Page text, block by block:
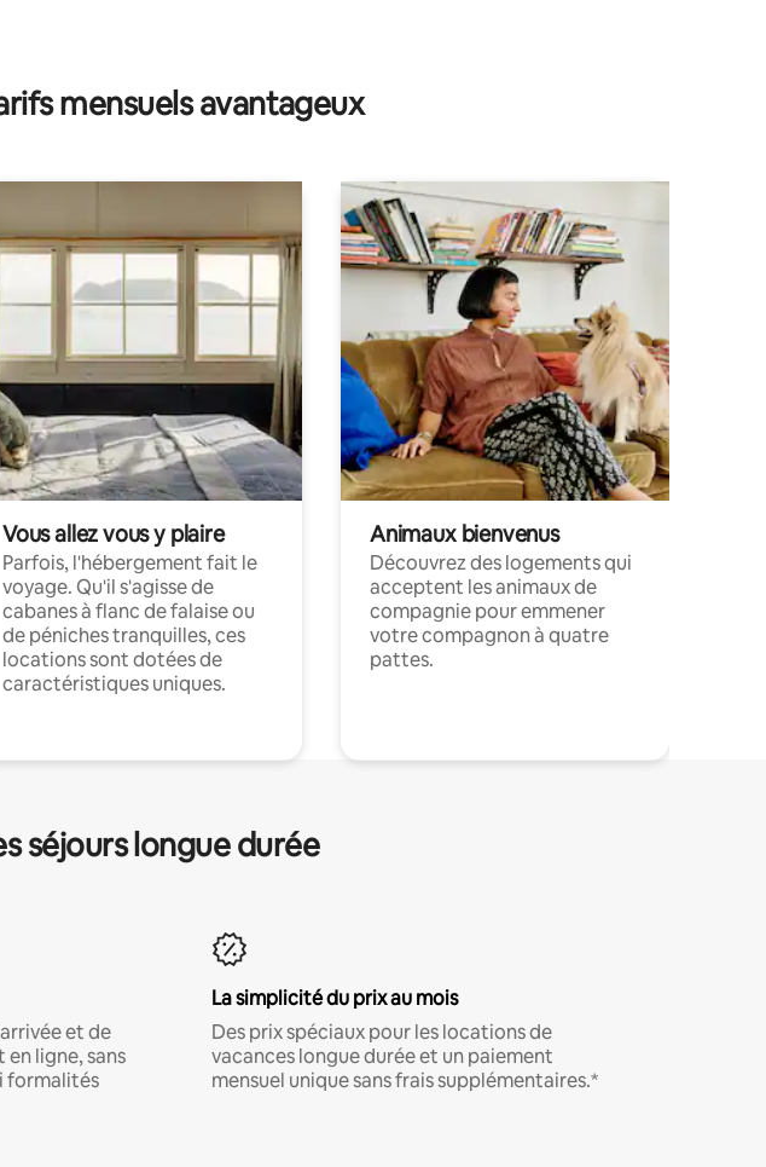
sur la base de 12 commentaires : 5 sur 5
mensuels avantageux
Vous allez vous y plaire
Parfois, l'hébergement fait le
voyage. Qu'il s'agisse de
cabanes à flanc de falaise ou
de péniches tranquilles, ces
locations sont dotées de
caractéristiques uniques.
Animaux bienvenus
Découvrez des logements qui
acceptent les animaux de
compagnie pour emmener
votre compagnon à quatre
pattes.
séjours longue durée
et de
ligne, sans
formalités
La simplicité du prix au mois
Des prix spéciaux pour les locations de
vacances longue durée et un paiement
mensuel unique sans frais supplémentaires.*